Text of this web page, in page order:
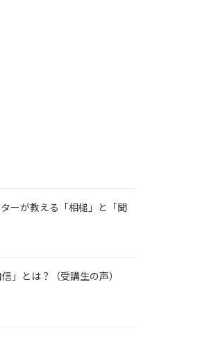
ーが教える「相槌」と「聞
」とは？（受講生の声）